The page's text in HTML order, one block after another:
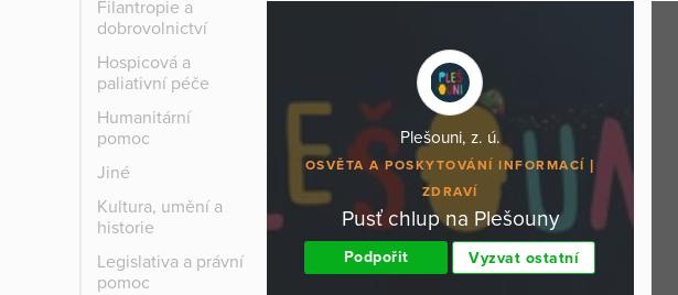
Filantropie a
dobrovolnictví
Hospicová a
paliativní péče
Humanitární
pomoc
Jiné
Kultura, umění a
historie
Legislativa a právní
pomoc
Plešouni, z. ú.
OSVĚTA A POSKYTOVÁNÍ INFORMACÍ
ZDRAVÍ
Pusť chlup na Plešouny
Podpořit Vyzvat ostatní